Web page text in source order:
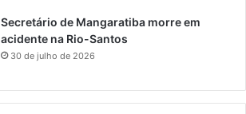
Secretário de Mangaratiba morre em
acidente na Rio-Santos
30 de julho de 2026